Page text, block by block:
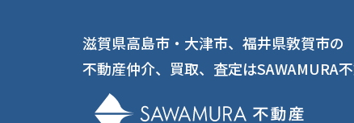
滋賀県高島市・大津市、福井県敦賀市の
不動産仲介、買取、査定はSAWAMURA